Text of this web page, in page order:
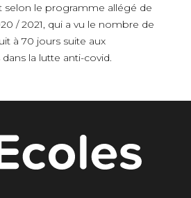
selon le programme allégé de
/ 2021, qui a vu le nombre de
à 70 jours suite aux
la lutte anti-covid.